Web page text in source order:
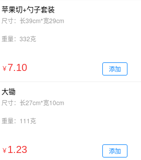
苹果切+勺子套装
尺寸：长39cm*宽29cm
重量：332克
￥ 7.10 添加
大锄
尺寸：长27cm*宽10cm
重量：111克
￥ 1.23 添加